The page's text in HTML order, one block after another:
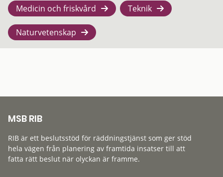
Medicin och friskvård Teknik
Naturvetenskap
MSB RIB
RIB är ett beslutsstöd för räddningstjänst som ger stöd
hela vägen från planering av framtida insatser till att
fatta rätt beslut när olyckan är framme.